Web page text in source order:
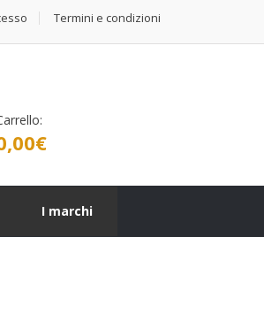
Termini e condizioni
€
I marchi